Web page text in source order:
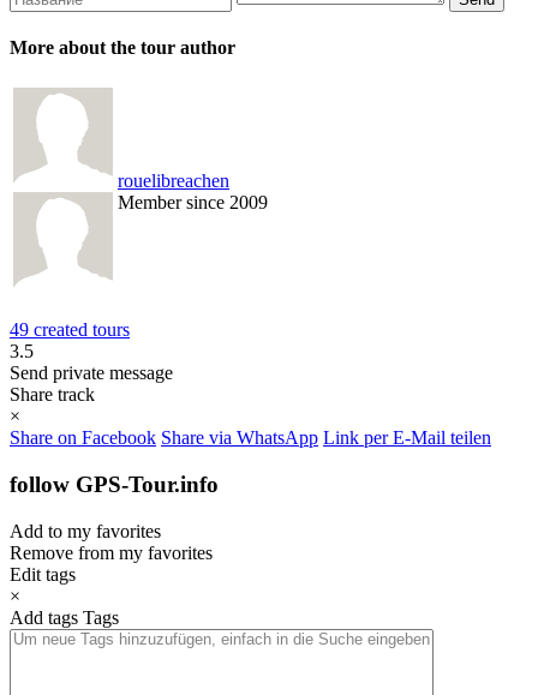
More about the tour author
rouelibreachen
Member since 2009
49 created tours
3.5
Send private message
Share track
×
Share on Facebook Share via WhatsApp Link per E-Mail teilen
follow GPS-Tour.info
Add to my favorites
Remove from my favorites
Edit tags
×
Add tags Tags